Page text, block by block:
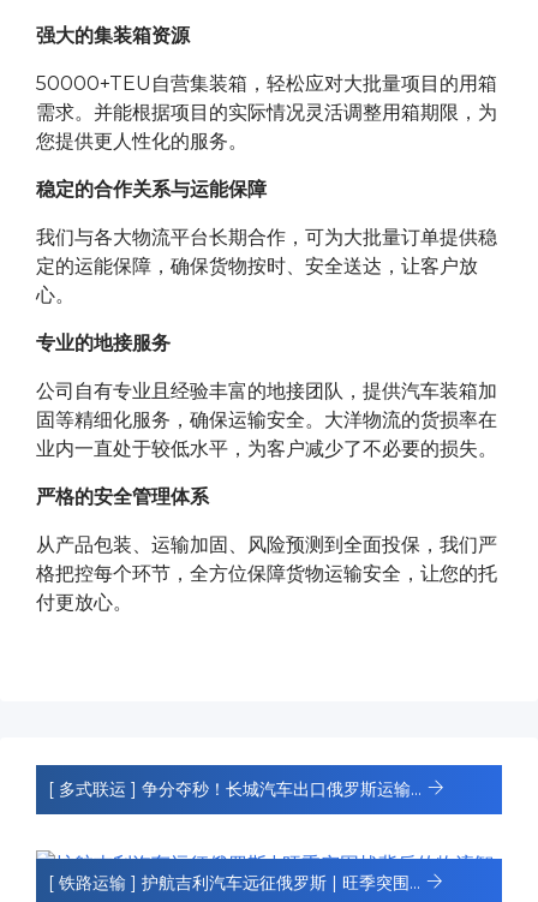
强大的集装箱资源
50000+TEU 自营集装箱， 轻松应对大批量项目的用箱
需求。 并能根据项目的实际情况灵活调整用箱期限，为
您提供更人性化的服务。
稳定的合作关系与运能保障
我们与各大物流平台长期合作 ， 可为大批量订单提供稳
定的运能保障 ，确保货物按时、 安全送达，让客户放
心。
专业的地接服务
公司自有专业且经验丰富的地接团队，提供汽车装箱加
固等精细化服务，确保运输安全。 大洋物流的货损率在
业内一直处于较低水平，为客户减少了不必要的损失。
严格的安全管理体系
从产品包装、运输加固、风险预测到全面投保， 我们严
格把控每个环节，全方位保障货物运输安全，让您的托
付更放心。
[ 多式联运 ] 争分夺秒！长城汽车出口俄罗斯运输...
[ 铁路运输 ] 护航吉利汽车远征俄罗斯 | 旺季突围...